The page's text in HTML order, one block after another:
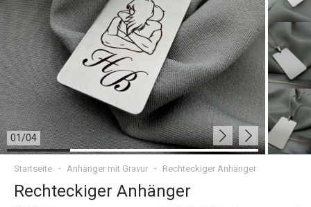
01 /04
Startseite Anhänger mit Gravur Rechteckiger Anhänger
Rechteckiger Anhänger